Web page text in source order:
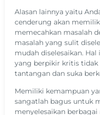
Alasan lainnya yaitu
cenderung akan
memecahkan masalah
masalah yang sulit
mudah diselesaikan.
yang berpikir kritis tidak
tantangan dan suka
Memiliki kemampuan
sangatlah bagus untuk
menyelesaikan